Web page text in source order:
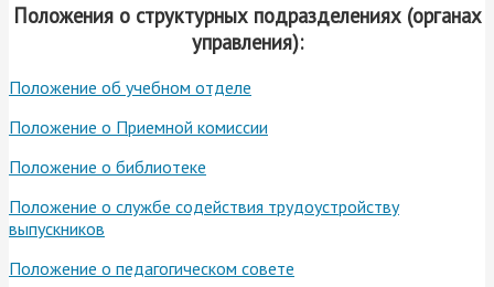
Положения о структурных подразделениях (органах
управления):
Положение об учебном отделе
Положение о Приемной комиссии
Положение о библиотеке
Положение о службе содействия трудоустройству
выпускников
Положение о педагогическом совете